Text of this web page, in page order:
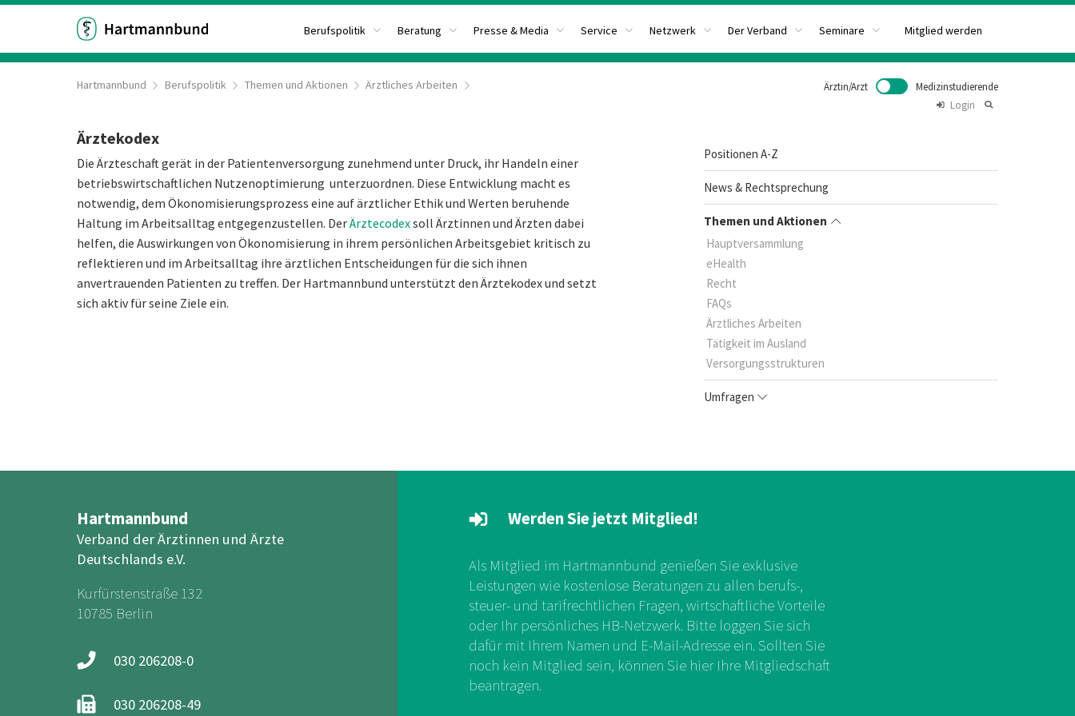
Berufspolitik Beratung Presse & Media Service Netzwerk Der Verband Seminare Mitglied werden
Hartmannbund Berufspolitik Themen und Aktionen Ärztliches Arbeiten Ärztin/Arzt
Medizinstudierende
Login
Ärztekodex
Die Ärzteschaft gerät in der Patientenversorgung zunehmend unter Druck, ihr Handeln einer
betriebswirtschaftlichen Nutzenoptimierung unterzuordnen. Diese Entwicklung macht es
notwendig, dem Ökonomisierungsprozess eine auf ärztlicher Ethik und Werten beruhende
Haltung im Arbeitsalltag entgegenzustellen. DerÄrztecodexsoll Ärztinnen und Ärzten dabei
helfen, die Auswirkungen von Ökonomisierung in ihrem persönlichen Arbeitsgebiet kritisch zu
reflektieren und im Arbeitsalltag ihre ärztlichen Entscheidungen für die sich ihnen
anvertrauenden Patienten zu treffen. Der Hartmannbund unterstützt den Ärztekodex und setzt
sich aktiv für seine Ziele ein.
Positionen A-Z
News & Rechtsprechung
Themen und Aktionen
Hauptversammlung
eHealth
Recht
FAQs
Ärztliches Arbeiten
Tätigkeit im Ausland
Versorgungsstrukturen
Umfragen
Hartmannbund
Verband der Ärztinnen und Ärzte
Deutschlands e.V.
Kurfürstenstraße 132
10785 Berlin
030 206208-0
030 206208-49
Werden Sie jetzt Mitglied!
Als Mitglied im Hartmannbund genießen Sie exklusive
Leistungen wie kostenlose Beratungen zu allen berufs-,
steuer- und tarifrechtlichen Fragen, wirtschaftliche Vorteile
oder Ihr persönliches HB-Netzwerk. Bitte loggen Sie sich
dafür mit Ihrem Namen und E-Mail-Adresse ein. Sollten Sie
noch kein Mitglied sein, können Sie hier Ihre Mitgliedschaft
beantragen.